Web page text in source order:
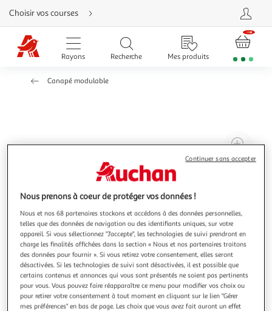
Aller
directement
au
contenu
Aller
directement
Aller
la
Choisir vos courses
Rayons Recherche Mes produits
Canapé modulable
Illustration
précédente
Illustration
suivante
Nous prenons à coeur de protéger vos données !
Nous et nos 68 partenaires stockons et accédons à des données personnelles,
telles que des données de navigation ou des identifiants uniques, sur votre
appareil. Si vous sélectionnez "J'accepte", les technologies de suivi prendront en
charge les finalités affichées dans la section « Nous et nos partenaires traitons
des données pour fournir ». Si vous retirez votre consentement, elles seront
désactivées. Si les technologies de suivi sont désactivées, il est possible que
certains contenus et annonces qui vous sont présentés ne soient pas pertinents
pour vous. Vous pouvez faire réapparaître ce menu pour modifier vos choix ou
pour retirer votre consentement à tout moment en cliquant sur le lien "Gérer
mes préférences" en bas de page. Les choix que vous avez fait auront un effet
Continuer sans accepter